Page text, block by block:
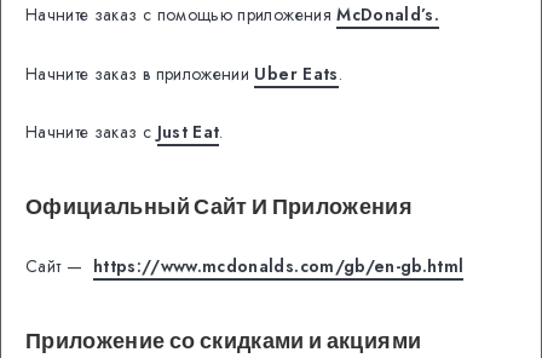
Начните заказ с помощью приложенияMcDonald’s.
Начните заказ в приложении Uber Eats.
Начните заказ с Just Eat.
Официальный Сайт И Приложения
Сайт — https://www.mcdonalds.com/gb/en-gb.html
Приложение со скидками и акциями